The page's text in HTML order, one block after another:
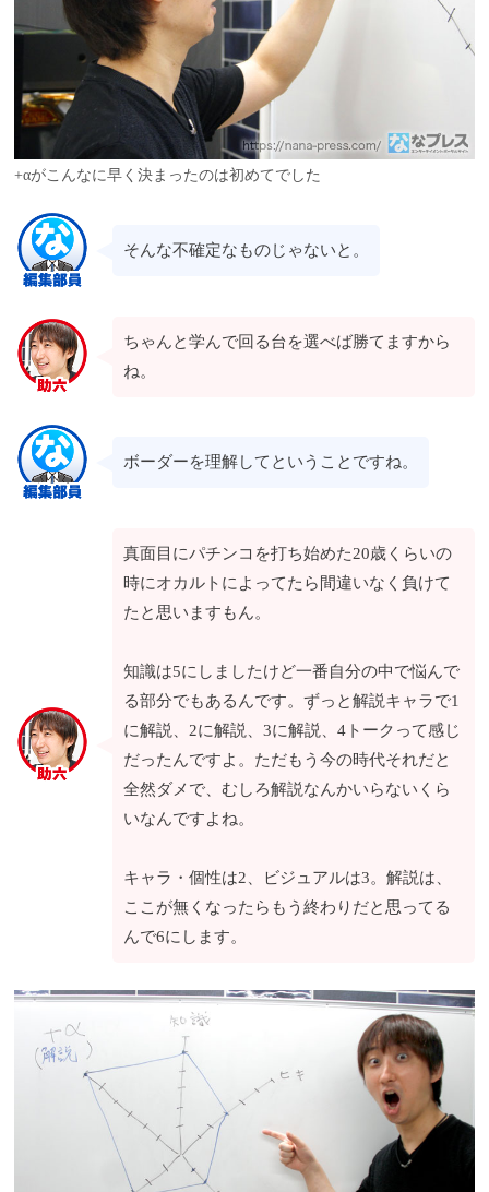
+αがこんなに早く決まったのは初めてでした
そんな不確定なものじゃないと。
ちゃんと学んで回る台を選べば勝てますから
ね。
ボーダーを理解してということですね。
真面目にパチンコを打ち始めた20歳くらいの
時にオカルトによってたら間違いなく負けて
たと思いますもん。
知識は5にしましたけど一番自分の中で悩んで
る部分でもあるんです。ずっと解説キャラで1
に解説、2に解説、3に解説、4トークって感じ
だったんですよ。ただもう今の時代それだと
全然ダメで、むしろ解説なんかいらないくら
いなんですよね。
キャラ・個性は2、ビジュアルは3。解説は、
ここが無くなったらもう終わりだと思ってる
んで6にします。